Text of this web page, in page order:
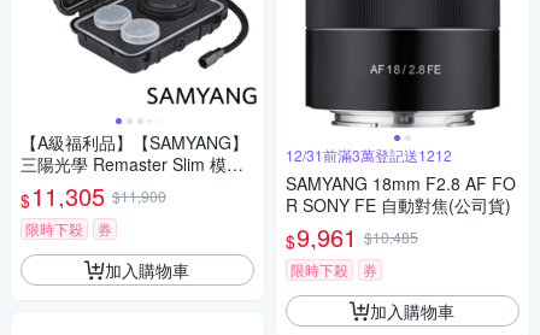
【A級福利品】【SAMYANG】
三陽光學 Remaster Slim 模組
化鏡頭套組 公司貨
$11,305 $11,900
限時下殺
券
加入購物車
12/31前滿3萬登記送1212
SAMYANG 18mm F2.8 AF FO
R SONY FE 自動對焦(公司貨)
$9,961 $10,485
限時下殺
券
加入購物車